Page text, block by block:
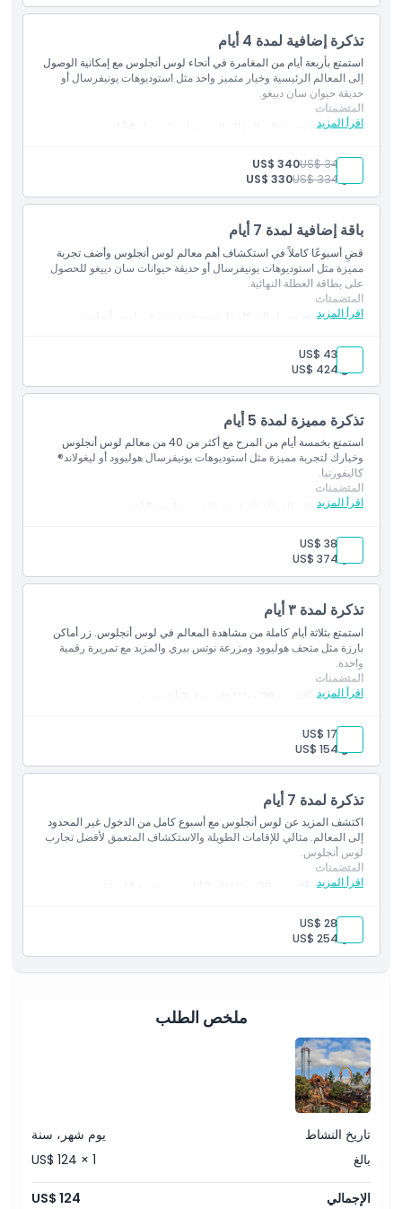
تذكرة إضافية لمدة 4 أيام
استمتع بأربعة أيام من المغامرة في أنحاء لوس أنجلوس مع إمكانية الوصول
إلى المعالم الرئيسية وخيار متميز واحد مثل استوديوهات يونيفرسال أو
حديقة حيوان سان دييغو.
اقرأ المزيد
المتضمنات
زيارات غير محدودة إلى المعالم المشمولة على مدار 4 أيام
بالغ:
US$ 344
US$ 340
طفل:US$ 334
US$ 330
باقة إضافية لمدة 7 أيام
قضِ أسبوعًا كاملاً في استكشاف أهم معالم لوس أنجلوس وأضف تجربة
مميزة مثل استوديوهات يونيفرسال أو حديقة حيوانات سان دييغو للحصول
على بطاقة العطلة النهائية.
اقرأ المزيد
المتضمنات
أقصى مستوى وصول إلى كل ما تقدمه جو سيتي في لوس أنجلوس
القياسية
أفضل قيمة للزيارات الطويلة أو لمشاهدة المعالم بوتيرة بطيئة
بالغ:
US$ 434
طفل:US$ 424
تذكرة مميزة لمدة 5 أيام
استمتع بخمسة أيام من المرح مع أكثر من 40 من معالم لوس أنجلوس
وخيارك لتجربة مميزة مثل استوديوهات يونيفرسال هوليوود أو ليغولاند®
كاليفورنيا.
اقرأ المزيد
المتضمنات
دخول كامل إلى المعالم القياسية والمميزة لمدة 5 أيام
مرونة
بالغ:
US$ 384
طفل:US$ 374
تذكرة لمدة ٣ أيام
استمتع بثلاثة أيام كاملة من مشاهدة المعالم في لوس أنجلوس. زر أماكن
بارزة مثل متحف هوليوود ومزرعة نوتس بيري والمزيد مع تمريرة رقمية
واحدة.
اقرأ المزيد
المتضمنات
الدخول إلى أكثر من 39 معلمًا على مدار 3 أيام مرنة
مثالي لتجربة مزيج من الجولات والمتنزهات الترفيهية والأماكن
الثقافية
بالغ:
US$ 174
طفل:US$ 154
تذكرة لمدة 7 أيام
اكتشف المزيد عن لوس أنجلوس مع أسبوع كامل من الدخول غير المحدود
إلى المعالم. مثالي للإقامات الطويلة والاستكشاف المتعمق لأفضل تجارب
لوس أنجلوس.
اقرأ المزيد
المتضمنات
الوصول إلى أكثر من 39 معلمًا لأي 7 أيام ضمن فترة 14 يومًا
مثالي للاستكشاف المتعمق للوس أنجلوس والمعالم القريبة
بالغ:
US$ 284
طفل:US$ 254
ملخص الطلب
تاريخ النشاط
يوم شهر، سنة
بالغ
US$ 124 × 1
الإجمالي US$ 124